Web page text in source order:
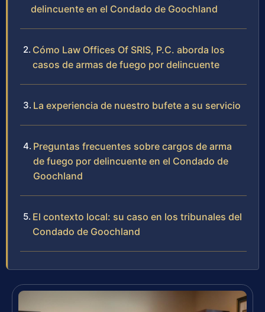
delincuente en el Condado de Goochland
Cómo Law Offices Of SRIS, P.C. aborda los
casos de armas de fuego por delincuente
La experiencia de nuestro bufete a su servicio
Preguntas frecuentes sobre cargos de arma
de fuego por delincuente en el Condado de
Goochland
El contexto local: su caso en los tribunales del
Condado de Goochland